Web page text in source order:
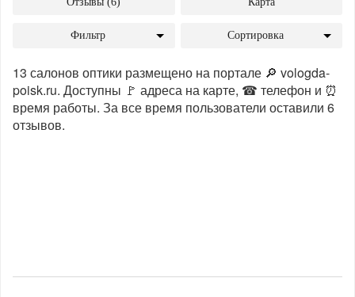
Фильтр Сортировка
13 салонов оптики размещено на портале 🔎 vologda-
poisk.ru. Доступны 🚩 адреса на карте, ☎ телефон и ⏰
время работы. За все время пользователи оставили 6
отзывов.